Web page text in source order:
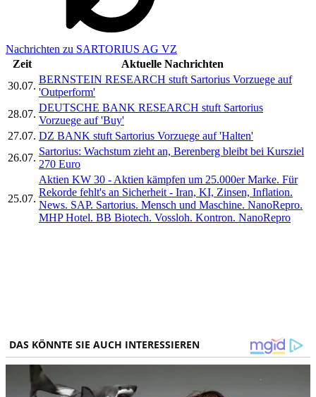
Nachrichten zu SARTORIUS AG VZ
Zeit
Aktuelle Nachrichten
30.07.
BERNSTEIN RESEARCH stuft Sartorius Vorzuege auf
'Outperform'
28.07.
DEUTSCHE BANK RESEARCH stuft Sartorius
Vorzuege auf 'Buy'
27.07. DZ BANK stuft Sartorius Vorzuege auf 'Halten'
26.07.
Sartorius: Wachstum zieht an, Berenberg bleibt bei Kursziel
270 Euro
25.07.
Aktien KW 30 - Aktien kämpfen um 25.000er Marke. Für
Rekorde fehlt's an Sicherheit - Iran, KI, Zinsen, Inflation.
News. SAP. Sartorius. Mensch und Maschine. NanoRepro.
MHP Hotel. BB Biotech. Vossloh. Kontron. NanoRepro